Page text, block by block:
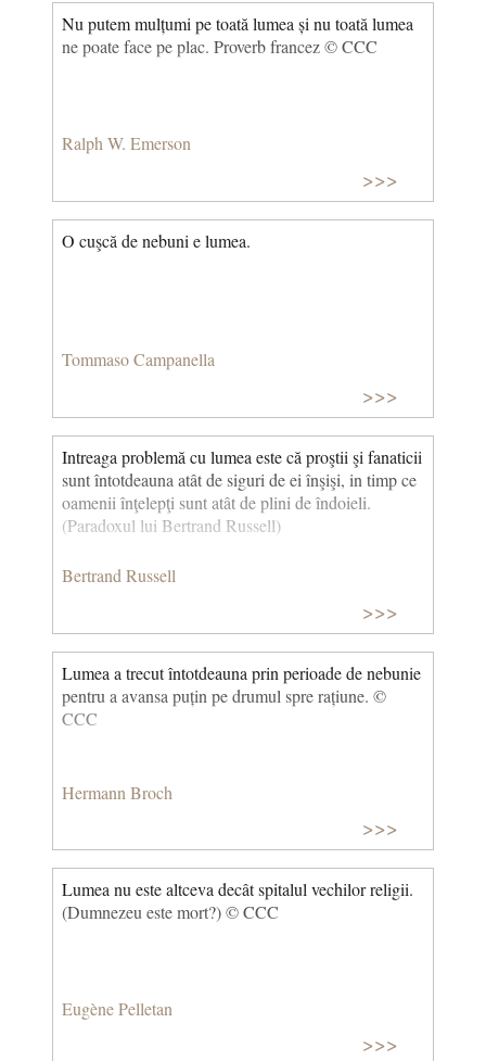
Nu putem mulțumi pe toată lumea și nu toată lumea
ne poate face pe plac. Proverb francez © CCC
Ralph W. Emerson
>>>
O cuşcă de nebuni e lumea.
Tommaso Campanella
>>>
Intreaga problemă cu lumea este că proştii şi fanaticii
sunt întotdeauna atât de siguri de ei înşişi, in timp ce
oamenii înţelepţi sunt atât de plini de îndoieli.
(Paradoxul lui Bertrand Russell)
Bertrand Russell
>>>
Lumea a trecut întotdeauna prin perioade de nebunie
pentru a avansa puțin pe drumul spre rațiune. ©
CCC
Hermann Broch
>>>
Lumea nu este altceva decât spitalul vechilor religii.
(Dumnezeu este mort?) © CCC
Eugène Pelletan
>>>